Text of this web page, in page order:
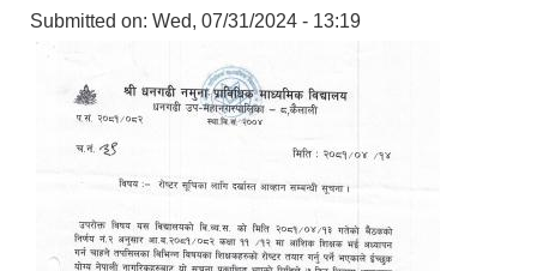
Submitted on: Wed, 07/31/2024 - 13:19